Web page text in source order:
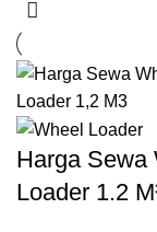
Harga Sewa
Loader 1.2